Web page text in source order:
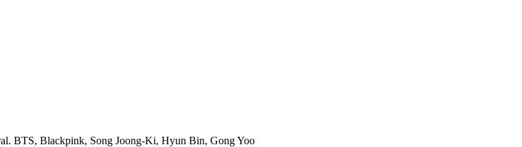
BTS, Blackpink, Song Joong-Ki, Hyun Bin, Gong Yoo